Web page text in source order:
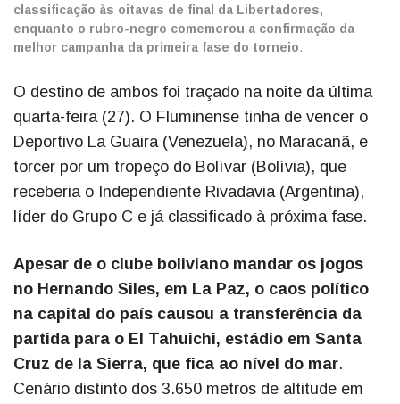
classificação às oitavas de final da Libertadores,
enquanto o rubro-negro comemorou a confirmação da
melhor campanha da primeira fase do torneio.
O destino de ambos foi traçado na noite da última
quarta-feira (27). O Fluminense tinha de vencer o
Deportivo La Guaira (Venezuela), no Maracanã, e
torcer por um tropeço do Bolívar (Bolívia), que
receberia o Independiente Rivadavia (Argentina),
líder do Grupo C e já classificado à próxima fase.
Apesar de o clube boliviano mandar os jogos
no Hernando Siles, em La Paz, o caos político
na capital do país causou a transferência da
partida para o El Tahuichi, estádio em Santa
Cruz de la Sierra, que fica ao nível do mar.
Cenário distinto dos 3.650 metros de altitude em